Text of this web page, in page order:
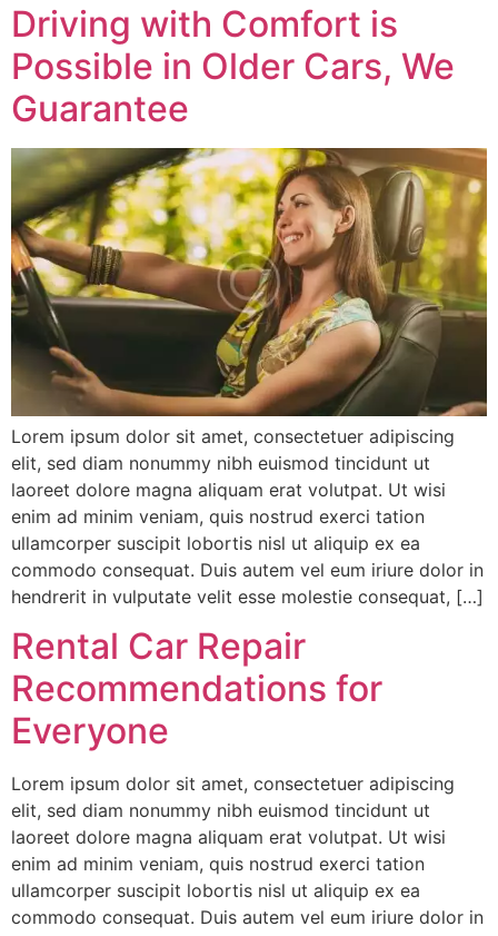
Driving with Comfort is
Possible in Older Cars, We
Guarantee
Lorem ipsum dolor sit amet, consectetuer adipiscing
elit, sed diam nonummy nibh euismod tincidunt ut
laoreet dolore magna aliquam erat volutpat. Ut wisi
enim ad minim veniam, quis nostrud exerci tation
ullamcorper suscipit lobortis nisl ut aliquip ex ea
commodo consequat. Duis autem vel eum iriure dolor in
hendrerit in vulputate velit esse molestie consequat, […]
Rental Car Repair
Recommendations for
Everyone
Lorem ipsum dolor sit amet, consectetuer adipiscing
elit, sed diam nonummy nibh euismod tincidunt ut
laoreet dolore magna aliquam erat volutpat. Ut wisi
enim ad minim veniam, quis nostrud exerci tation
ullamcorper suscipit lobortis nisl ut aliquip ex ea
commodo consequat. Duis autem vel eum iriure dolor in